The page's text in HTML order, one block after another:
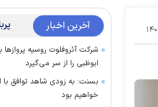
۱۳ آخرین اخبار
شرکت آئروفلوت روسیه پرواز‌ها
ابوظبی را از سر می‌گیرد
بسنت: به زودی شاهد توافق با
خواهیم بود